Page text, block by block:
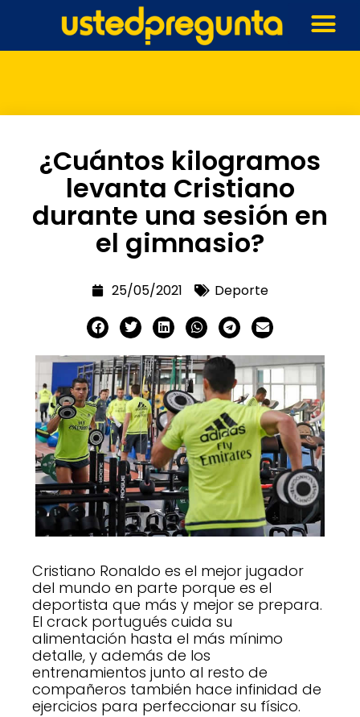
¿Cuántos kilogramos
levanta Cristiano
durante una sesión en
el gimnasio?
25/05/2021 Deporte
Cristiano Ronaldo es el mejor jugador
del mundo en parte porque es el
deportista que más y mejor se prepara.
El crack portugués cuida su
alimentación hasta el más mínimo
detalle, y además de los
entrenamientos junto al resto de
compañeros también hace infinidad de
ejercicios para perfeccionar su físico.